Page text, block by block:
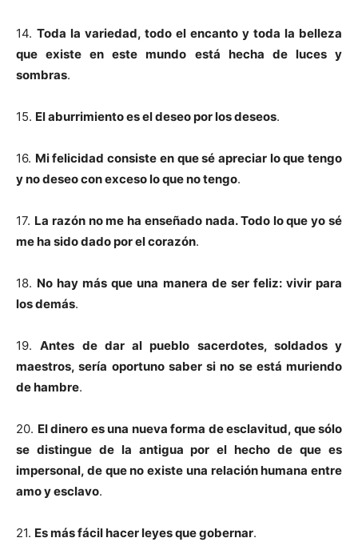
14. Toda la variedad, todo el encanto y toda la belleza
que existe en este mundo está hecha de luces y
sombras.
15. El aburrimiento es el deseo por los deseos.
16. Mi felicidad consiste en que sé apreciar lo que tengo
y no deseo con exceso lo que no tengo.
17. La razón no me ha enseñado nada. Todo lo que yo sé
me ha sido dado por el corazón.
18. No hay más que una manera de ser feliz: vivir para
los demás.
19.Antes de dar al pueblo sacerdotes, soldados y
maestros, sería oportuno saber si no se está muriendo
de hambre.
20. El dinero es una nueva forma de esclavitud, que sólo
se distingue de la antigua por el hecho de que es
impersonal, de que no existe una relación humana entre
amo y esclavo.
21. Es más fácil hacer leyes que gobernar.